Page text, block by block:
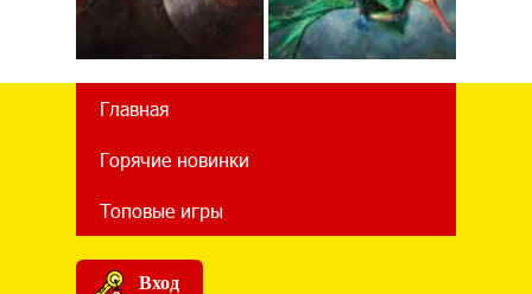
Главная
Горячие новинки
Топовые игры
Вход